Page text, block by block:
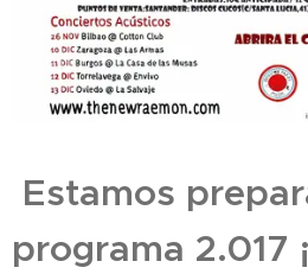
Estamos
programa 2.017